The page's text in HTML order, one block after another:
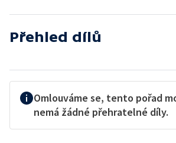
Přehled dílů
Omlouváme se, tento pořad
nemá žádné přehratelné díly.